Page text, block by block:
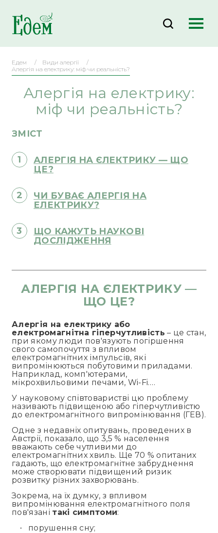
Едем
Види алергії
Алергія на електрику: міф чи реальність?
Алергія на електрику:
міф чи реальність?
ЗМІСТ
АЛЕРГІЯ НА ЄЛЕКТРИКУ — ЩО
ЦЕ?
ЧИ БУВАЄ АЛЕРГІЯ НА
ЕЛЕКТРИКУ?
ЩО КАЖУТЬ НАУКОВІ
ДОСЛІДЖЕННЯ
АЛЕРГІЯ НА ЄЛЕКТРИКУ —
ЩО ЦЕ?
Алергія на електрику або
електромагнітна гіперчутливість – це стан,
при якому люди пов'язують погіршення
свого самопочуття з впливом
електромагнітних імпульсів, які
випромінюються побутовими приладами.
Наприклад, комп'ютерами,
мікрохвильовими печами, Wi-Fi….
У науковому співтоваристві цю проблему
називають підвищеною або гіперчутливістю
до електромагнітного випромінювання (ГЕВ).
Одне з недавніх опитувань, проведених в
Австрії, показало, що 3,5 % населення
вважають себе чутливими до
електромагнітних хвиль. Ще 70 % опитаних
гадають, що електромагнітне забруднення
може створювати підвищений ризик
розвитку різних захворювань.
Зокрема, на їх думку, з впливом
випромінювання електромагнітного поля
пов'язані такі симптоми:
порушення сну;